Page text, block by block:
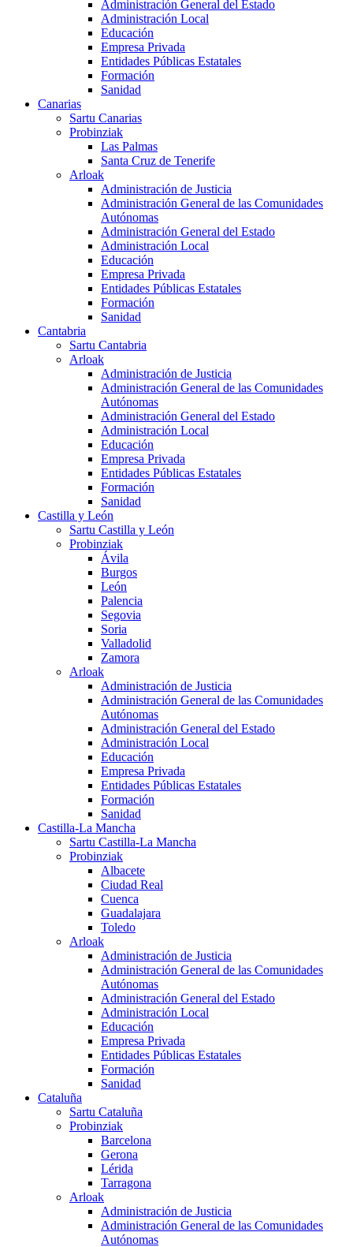
Administración General del Estado
Administración Local
Educación
Empresa Privada
Entidades Públicas Estatales
Formación
Sanidad
Canarias
Sartu Canarias
Probinziak
Las Palmas
Santa Cruz de Tenerife
Arloak
Administración de Justicia
Administración General de las Comunidades
Autónomas
Administración General del Estado
Administración Local
Educación
Empresa Privada
Entidades Públicas Estatales
Formación
Sanidad
Cantabria
Sartu Cantabria
Arloak
Administración de Justicia
Administración General de las Comunidades
Autónomas
Administración General del Estado
Administración Local
Educación
Empresa Privada
Entidades Públicas Estatales
Formación
Sanidad
Castilla y León
Sartu Castilla y León
Probinziak
Ávila
Burgos
León
Palencia
Segovia
Soria
Valladolid
Zamora
Arloak
Administración de Justicia
Administración General de las Comunidades
Autónomas
Administración General del Estado
Administración Local
Educación
Empresa Privada
Entidades Públicas Estatales
Formación
Sanidad
Castilla-La Mancha
Sartu Castilla-La Mancha
Probinziak
Albacete
Ciudad Real
Cuenca
Guadalajara
Toledo
Arloak
Administración de Justicia
Administración General de las Comunidades
Autónomas
Administración General del Estado
Administración Local
Educación
Empresa Privada
Entidades Públicas Estatales
Formación
Sanidad
Cataluña
Sartu Cataluña
Probinziak
Barcelona
Gerona
Lérida
Tarragona
Arloak
Administración de Justicia
Administración General de las Comunidades
Autónomas